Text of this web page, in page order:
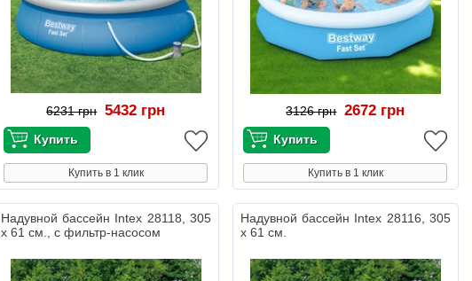
6231 грн 5432 грн
Купить в 1 клик
3126 грн 2672 грн
Купить в 1 клик
Надувной бассейн Intex 28118, 305
х 61 см., с фильтр-насосом
Надувной бассейн Intex 28116, 305
х 61 см.